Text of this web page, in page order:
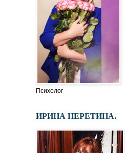
Психолог
ИРИНА НЕРЕТИНА.